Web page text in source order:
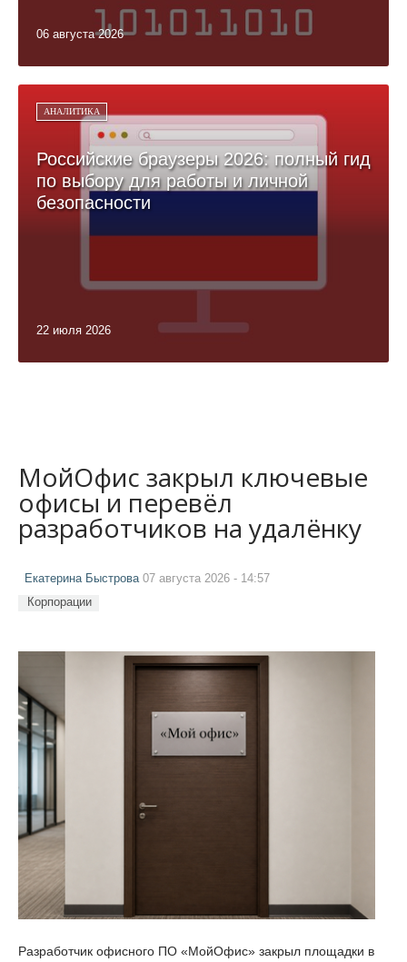
06 августа 2026
АНАЛИТИКА
Российские браузеры 2026: полный гид
по выбору для работы и личной
безопасности
22 июля 2026
МойОфис закрыл ключевые
офисы и перевёл
разработчиков на удалёнку
Екатерина Быстрова07 августа 2026 - 14:57
Корпорации
Разработчик офисного ПО «МойОфис» закрыл площадки в